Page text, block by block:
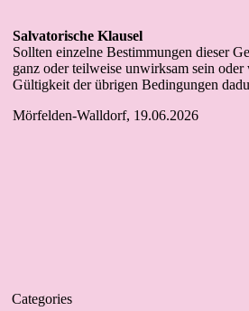
Salvatorische Klausel
Sollten einzelne Bestimmungen dieser
ganz oder teilweise unwirksam sein
Gültigkeit der übrigen Bedingungen
Mörfelden-Walldorf, 19.06.2026
Categories